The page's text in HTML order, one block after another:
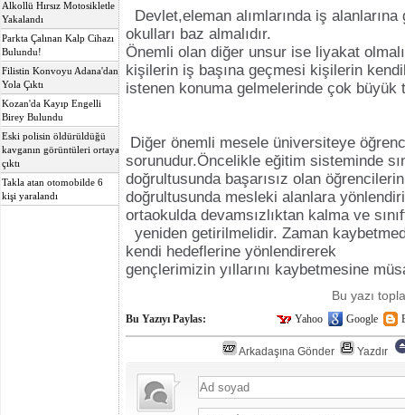
Alkollü Hırsız Motosikletle
Yakalandı
Parkta Çalınan Kalp Cihazı
Bulundu!
Filistin Konvoyu Adana'dan
Yola Çıktı
Kozan'da Kayıp Engelli
Birey Bulundu
Eski polisin öldürüldüğü
kavganın görüntüleri ortaya
çıktı
Takla atan otomobilde 6
kişi yaralandı
Devlet,eleman alımlarında iş
okulları baz almalıdır.
Önemli olan diğer unsur ise liyakat
kişilerin iş başına geçmesi kişilerin
istenen konuma gelmelerinde çok büyük
Diğer önemli mesele üniversiteye
sorunudur.Öncelikle eğitim sisteminde
doğrultusunda başarısız olan
doğrultusunda mesleki alanlara
ortaokulda devamsızlıktan kalma ve
yeniden getirilmelidir. Zaman
kendi hedeflerine yönlendirerek
gençlerimizin yıllarını kaybetmesine
Bu yazı
Bu Yazıyı Paylas: Yahoo Google
Arkadaşına Gönder Yazdır